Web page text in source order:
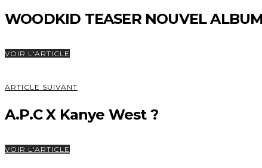
WOODKID TEASER NOUVEL ALBUM
VOIR L'ARTICLE
ARTICLE SUIVANT
A.P.C X Kanye West ?
VOIR L'ARTICLE